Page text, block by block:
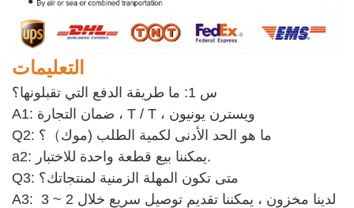
التعليمات
س 1: ما طريقة الدفع التي تقبلونها؟
A1: ضمان التجارة ، T / T ، ويسترن يونيون
Q2: ما هو الحد الأدنى لكمية الطلب (موك）؟
a2: يمكننا بيع قطعة واحدة للاختبار.
Q3: متى تكون المهلة الزمنية لمنتجاتك؟
A3: لدينا مخزون ، يمكننا تقديم توصيل سريع خلال 2 ~ 3